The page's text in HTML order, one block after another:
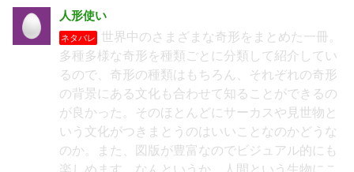
人形使い
ネタバレ
世界中のさまざまな奇形をまとめた一冊。
多種多様な奇形を種類ごとに分類して紹介してい
るので、奇形の種類はもちろん、それぞれの奇形
の背景にある文化も合わせて知ることができるの
が良かった。そのほとんどにサーカスや見世物と
いう文化がつきまとうのはいいことなのかどうな
のか。また、図版が豊富なのでビジュアル的にも
楽しめます。なんというか、人間という生物にこ